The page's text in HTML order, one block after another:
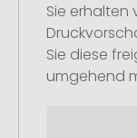
Sie erhalten
Sie diese
umgehend